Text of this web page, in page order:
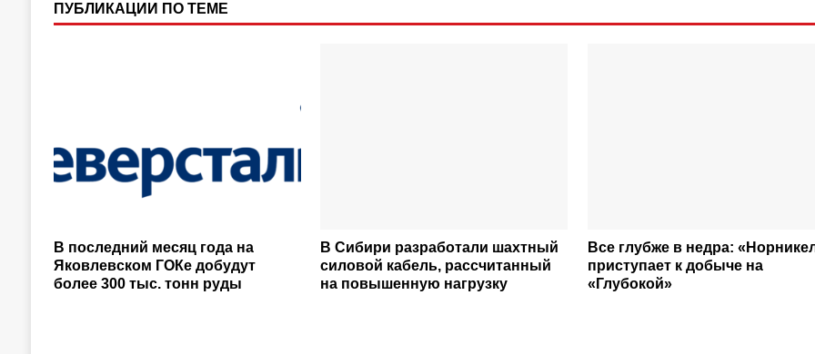
ПУБЛИКАЦИИ ПО ТЕМЕ
В последний месяц года на
Яковлевском ГОКе добудут
более 300 тыс. тонн руды
В Сибири разработали шахтный
силовой кабель, рассчитанный
на повышенную нагрузку
Все глубже в недра:
приступает к добыче на
«Глубокой»